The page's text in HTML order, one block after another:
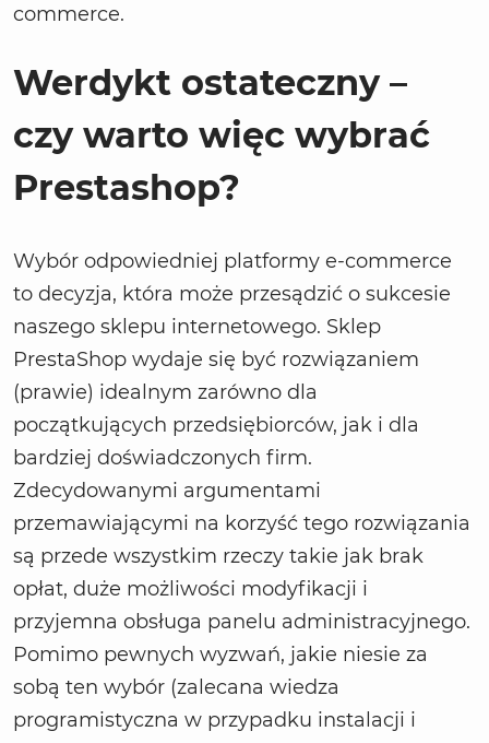
commerce.
Werdykt ostateczny –
czy warto więc wybrać
Prestashop?
Wybór odpowiedniej platformy e-commerce
to decyzja, która może przesądzić o sukcesie
naszego sklepu internetowego. Sklep
PrestaShop wydaje się być rozwiązaniem
(prawie) idealnym zarówno dla
początkujących przedsiębiorców, jak i dla
bardziej doświadczonych firm.
Zdecydowanymi argumentami
przemawiającymi na korzyść tego rozwiązania
są przede wszystkim rzeczy takie jak brak
opłat, duże możliwości modyfikacji i
przyjemna obsługa panelu administracyjnego.
Pomimo pewnych wyzwań, jakie niesie za
sobą ten wybór (zalecana wiedza
programistyczna w przypadku instalacji i